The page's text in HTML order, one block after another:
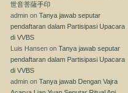
世音菩薩手印
admin on Tanya jawab seputar
pendaftaran dalam Partisipasi Upacara
di VVBS
Luis Hansen on Tanya jawab seputar
pendaftaran dalam Partisipasi Upacara
di VVBS
admin on Tanya jawab Dengan Vajra